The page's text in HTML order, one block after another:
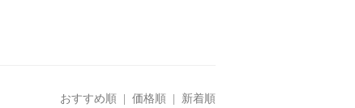
おすすめ順 | 価格順 | 新着順